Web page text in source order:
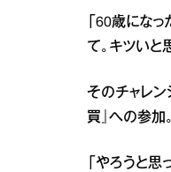
「60歳にな
て。キツいと
そのチャレ
買』への参加
「やろうと